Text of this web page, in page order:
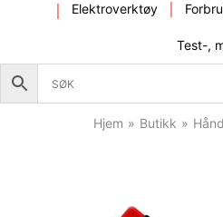
Elektroverktøy
Test-,
Hjem » Butikk »